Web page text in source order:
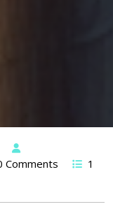
Comments
1